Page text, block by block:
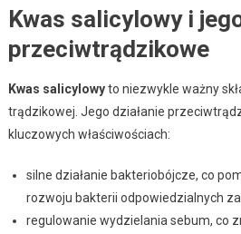
Kwas salicylowy i
przeciwtrądzikowe
Kwas salicylowyto niezwykle ważny
trądzikowej. Jego działanie
kluczowych właściwościach:
silne działanie bakteriobójcze, co
rozwoju bakterii odpowiedzialnych
regulowanie wydzielania sebum, co